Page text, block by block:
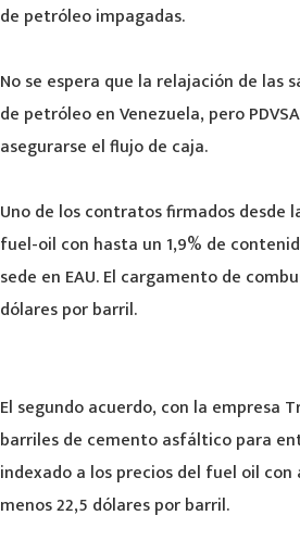
de petróleo impagadas.
No se espera que la relajación de
de petróleo en Venezuela, pero
asegurarse el flujo de caja.
Uno de los contratos firmados desde
fuel-oil con hasta un 1,9% de
sede en EAU. El cargamento de
dólares por barril.
El segundo acuerdo, con la empresa
barriles de cemento asfáltico para
indexado a los precios del fuel oil
menos 22,5 dólares por barril.